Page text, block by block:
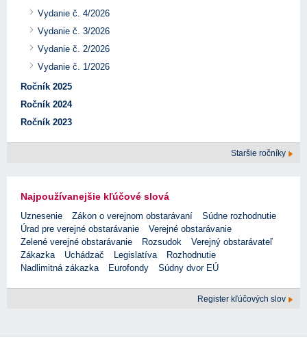
Vydanie č. 4/2026
Vydanie č. 3/2026
Vydanie č. 2/2026
Vydanie č. 1/2026
Ročník 2025
Ročník 2024
Ročník 2023
Staršie ročníky
Najpoužívanejšie kľúčové slová
Uznesenie Zákon o verejnom obstarávaní
Súdne rozhodnutie
Úrad pre verejné obstarávanie
Verejné obstarávanie
Zelené verejné obstarávanie
Rozsudok
Verejný obstarávateľ
Zákazka
Uchádzač Legislatíva
Rozhodnutie
Nadlimitná zákazka
Eurofondy Súdny dvor EÚ
Register kľúčových slov